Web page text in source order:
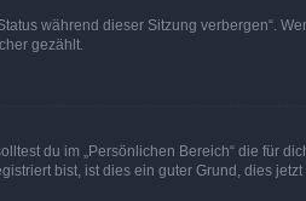
während dieser Sitzung verbergen“.
gezählt.
du im „Persönlichen Bereich“ die für
bist, ist dies ein guter Grund, dies jetzt